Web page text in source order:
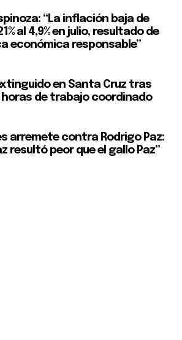
“La inflación baja de
al 4,9% en julio, resultado de
económica responsable”
en Santa Cruz tras
horas de trabajo coordinado
arremete contra Rodrigo Paz:
resultó peor que el gallo Paz”